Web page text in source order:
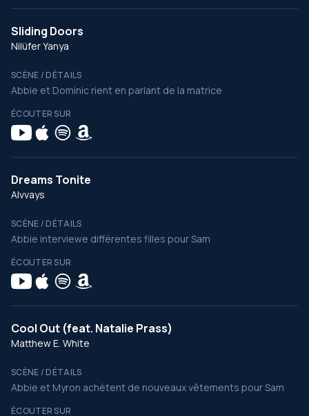
Sliding Doors
Nilüfer Yanya
SCÈNE / DÉTAILS
Abbie et Dominic rient en parlant de la matrice
ÉCOUTER SUR
Dreams Tonite
Alvvays
SCÈNE / DÉTAILS
Abbie interviewe différentes filles pour Sam
ÉCOUTER SUR
Cool Out (feat. Natalie Prass)
Matthew E. White
SCÈNE / DÉTAILS
Abbie et Myron achètent de nouveaux vêtements pour Sam
ÉCOUTER SUR